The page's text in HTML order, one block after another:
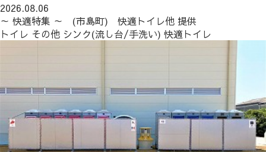
2026.08.06
～ 快適特集 ～ (市島町) 快適トイレ他 提供
トイレ その他 シンク(流し台/手洗い) 快適トイレ